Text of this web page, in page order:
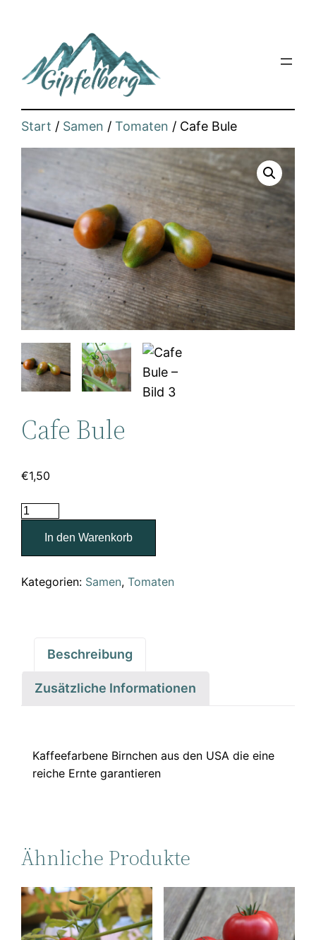
springen
Start / Samen /Tomaten / Cafe Bule
Cafe Bule
€1,50
Cafe
Menge
In den Warenkorb
Kategorien: Samen,Tomaten
Beschreibung
Zusätzliche Informationen
Kaffeefarbene Birnchen aus den USA die eine
reiche Ernte garantieren
Ähnliche Produkte